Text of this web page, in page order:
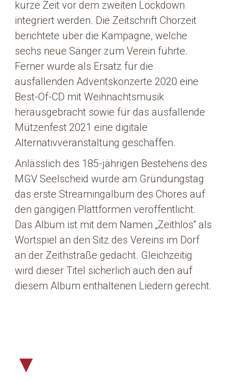
kurze Zeit vor dem zweiten Lockdown
integriert werden. Die Zeitschrift Chorzeit
berichtete über die Kampagne, welche
sechs neue Sänger zum Verein führte.
Ferner wurde als Ersatz für die
ausfallenden Adventskonzerte 2020 eine
Best-Of-CD mit Weihnachtsmusik
herausgebracht sowie für das ausfallende
Mützenfest 2021 eine digitale
Alternativveranstaltung geschaffen.
Anlässlich des 185-jährigen Bestehens des
MGV Seelscheid wurde am Gründungstag
das erste Streamingalbum des Chores auf
den gängigen Plattformen veröffentlicht.
Das Album ist mit dem Namen „Zeithlos“ als
Wortspiel an den Sitz des Vereins im Dorf
an der Zeithstraße gedacht. Gleichzeitig
wird dieser Titel sicherlich auch den auf
diesem Album enthaltenen Liedern gerecht.
▼